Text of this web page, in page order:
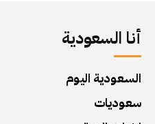
أنا السعودية
السعودية اليوم
سعوديات